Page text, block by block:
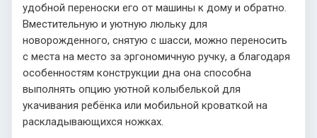
удобной переноски его от машины к дому и обратно.
Вместительную и уютную люльку для
новорожденного, снятую с шасси, можно переносить
с места на место за эргономичную ручку, а благодаря
особенностям конструкции дна она способна
выполнять опцию уютной колыбелькой для
укачивания ребёнка или мобильной кроваткой на
раскладывающихся ножках.